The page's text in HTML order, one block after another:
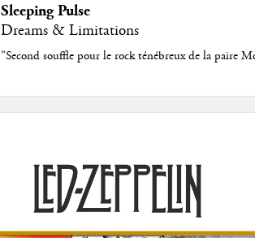
Sleeping Pulse
Dreams & Limitations
"Second souffle pour le rock ténébreux de la paire